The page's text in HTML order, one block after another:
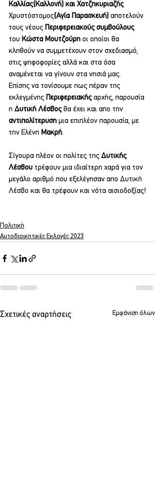
Καλλίας(Καλλονή) και Χατζηκυριαζής
Χρυστόστομος(Αγία Παρασκευή) αποτελούν
τους νέους Περιφερειακούς συμβούλους
του Κώστα Μουτζούρη οι οποίοι θα
κληθούν να συμμετέχουν στον σχεδιασμό,
στις ψηφοφορίες αλλά και στα όσα
αναμένεται να γίνουν στα νησιά μας.
Επίσης να τονίσουμε πως πέραν της
εκλεγμένης Περιφερειακής αρχής, παρουσία
η Δυτική Λέσβος θα έχει και απο την
αντιπολίτερυση μια επιπλέον παρουσία, με
την Ελένη Μακρή.
Σίγουρα πλέον οι πολίτες της Δυτικής
Λέσβου τρέφουν μια ιδιαίτερη χαρά για τον
μεγάλο αριθμό που εξελέγησαν απο Δυτική
Λέσβο και θα τρέφουν και νότα αισιοδοξίας!
Πολιτική
Αυτοδιοικητικές Εκλογές 2023
Σχετικές αναρτήσεις Εμφάνιση όλων